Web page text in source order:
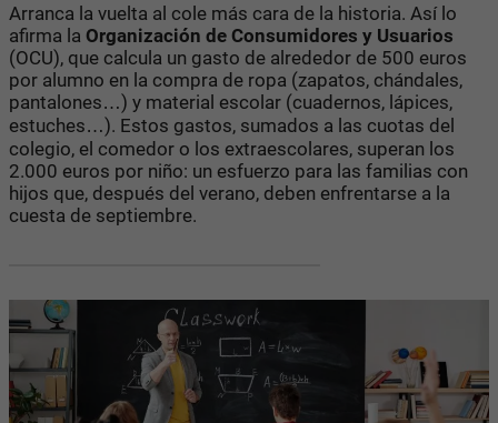
Arranca la vuelta al cole más cara de la historia. Así lo
afirma la Organización de Consumidores y Usuarios
(OCU), que calcula un gasto de alrededor de 500 euros
por alumno en la compra de ropa (zapatos, chándales,
pantalones…) y material escolar (cuadernos, lápices,
estuches…). Estos gastos, sumados a las cuotas del
colegio, el comedor o los extraescolares, superan los
2.000 euros por niño: un esfuerzo para las familias con
hijos que, después del verano, deben enfrentarse a la
cuesta de septiembre.